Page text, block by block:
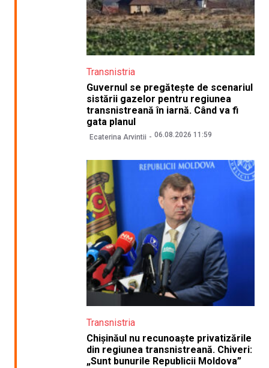
Transnistria
Guvernul se pregătește de scenariul
sistării gazelor pentru regiunea
transnistreană în iarnă. Când va fi
gata planul
Ecaterina Arvintii 06.08.2026 11:59
Transnistria
Chișinăul nu recunoaște privatizările
din regiunea transnistreană. Chiveri:
„Sunt bunurile Republicii Moldova”